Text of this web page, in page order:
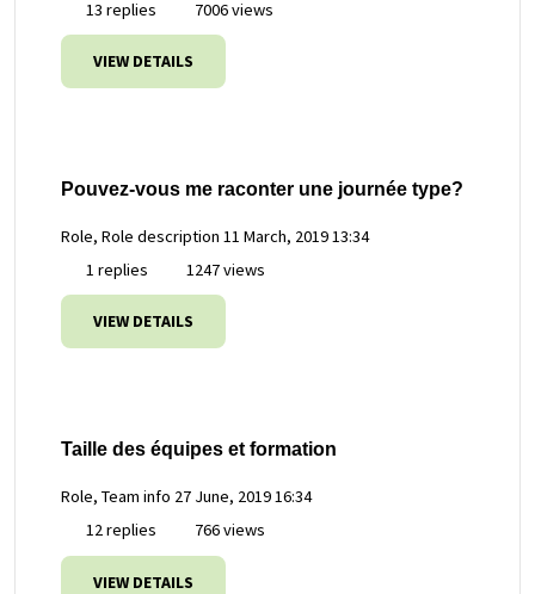
13 replies
7006 views
VIEW DETAILS
Pouvez-vous me raconter une journée type?
Role, Role description 11 March, 2019 13:34
1 replies
1247 views
VIEW DETAILS
Taille des équipes et formation
Role, Team info 27 June, 2019 16:34
12 replies
766 views
VIEW DETAILS